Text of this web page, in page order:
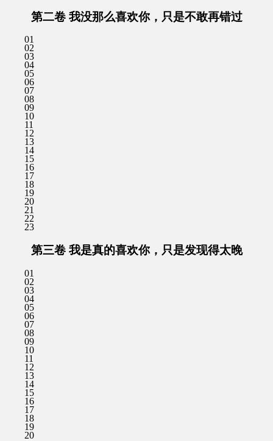
第二卷 我没那么喜欢你，只是不敢再错过
01
02
03
04
05
06
07
08
09
10
11
12
13
14
15
16
17
18
19
20
21
22
23
第三卷 我是真的喜欢你，只是发现得太晚
01
02
03
04
05
06
07
08
09
10
11
12
13
14
15
16
17
18
19
20